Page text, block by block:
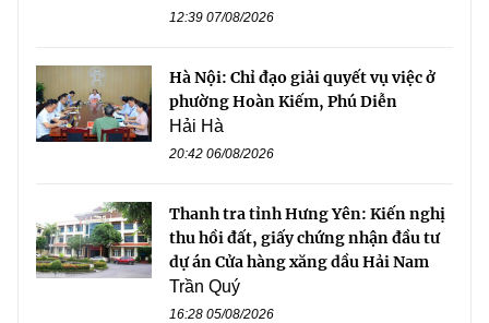
12:39 07/08/2026
Hà Nội: Chỉ đạo giải quyết vụ việc ở
phường Hoàn Kiếm, Phú Diễn
Hải Hà
20:42 06/08/2026
Thanh tra tỉnh Hưng Yên: Kiến nghị
thu hồi đất, giấy chứng nhận đầu tư
dự án Cửa hàng xăng dầu Hải Nam
Trần Quý
16:28 05/08/2026